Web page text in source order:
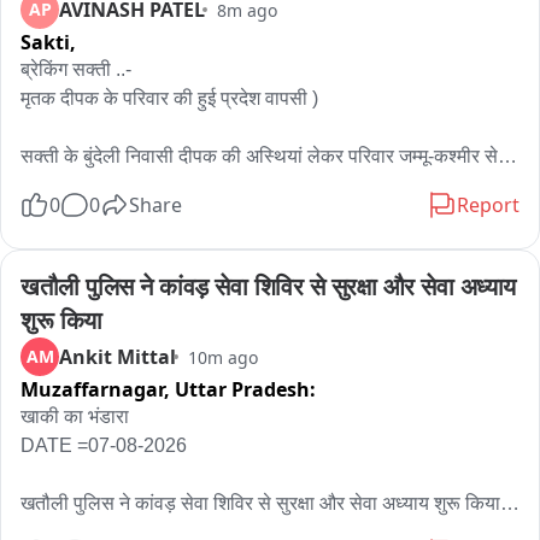
AP AVINASH PATEL 8m ago
Sakti,
ब्रेकिंग सक्ती ..-
मृतक दीपक के परिवार की हुई प्रदेश वापसी )
सक्ती के बुंदेली निवासी दीपक की अस्थियां लेकर परिवार जम्मू-कश्मीर से
गया था.
दीपक की अस्थि के साथ गांव पहुंचा परिवार, माहौल हुआ गमगीन.
दीपक की याद में परिजनों की आंखें हुई नम, पूरे गांव में शोक.
रोजी-रोटी कमाने गया दीपक कभी वापस जिंदा नहीं लौट सका.
दीपक के जाने से परिवार पर टूटा दुखों का पहाड़, पत्नी, एक साल का मासूम
0 0 Share Report
खतौली पुलिस ने कांवड़ सेवा शिविर से सुरक्षा और सेवा अध्याय
शुरू किया
AM Ankit Mittal 10m ago
Muzaffarnagar, Uttar Pradesh:
खाकी का भंडारा
DATE =07-08-2026
खतौली पुलिस ने कांवड़ सेवा शिविर से सुरक्षा और सेवा अध्याय शुरू किया